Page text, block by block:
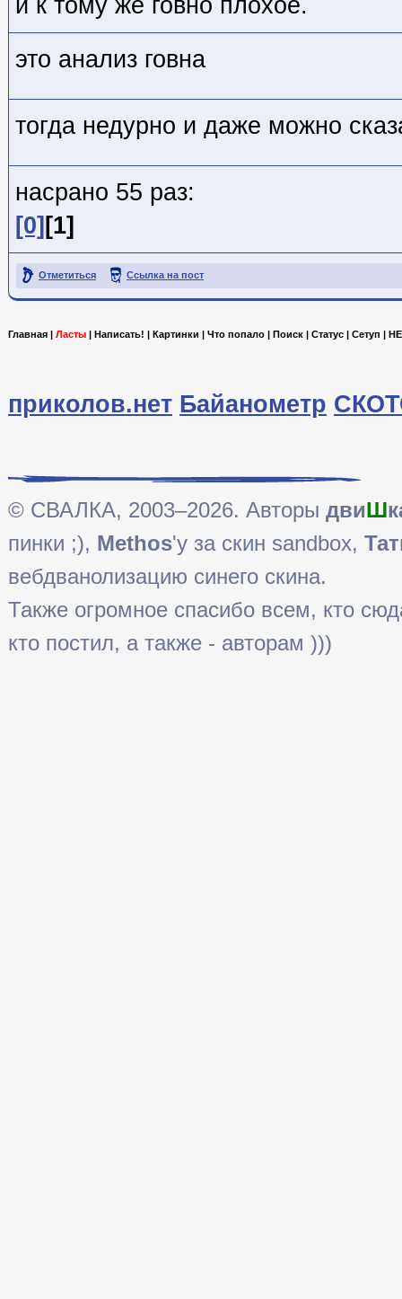
и к тому же говно плохое.
это анализ говна
тогда недурно и даже можно
насрано 55 раз:
[0] [1]
Отметиться Ссылка на пост
Главная | Ласты | Написать! | Картинки | Что попало | Поиск | Статус | Сетуп |
приколов.нет Байанометр
© СВАЛКА, 2003–2026. Авторы двиШ
пинки ;), Methos'у за скин sandbox,
вебдванолизацию синего скина.
Также огромное спасибо всем, кто
кто постил, а также - авторам )))